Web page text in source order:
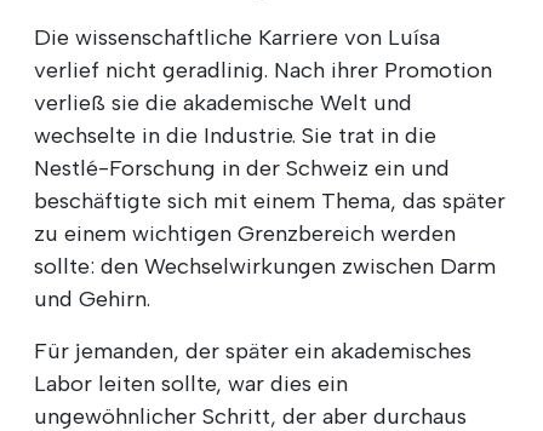
Die wissenschaftliche Karriere von Luísa
verlief nicht geradlinig. Nach ihrer Promotion
verließ sie die akademische Welt und
wechselte in die Industrie. Sie trat in die
Nestlé-Forschung in der Schweiz ein und
beschäftigte sich mit einem Thema, das später
zu einem wichtigen Grenzbereich werden
sollte: den Wechselwirkungen zwischen Darm
und Gehirn.
Für jemanden, der später ein akademisches
Labor leiten sollte, war dies ein
ungewöhnlicher Schritt, der aber durchaus